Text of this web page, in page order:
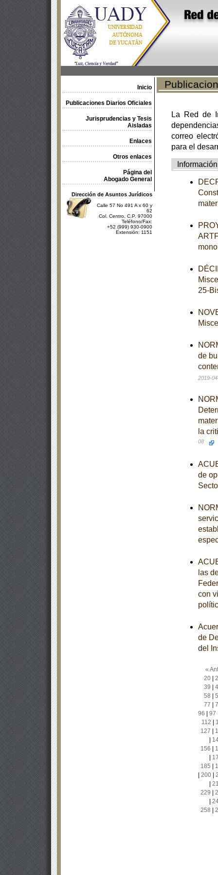
Inicio
Publicaciones Diarios Oficiales
Jurisprudencias y Tesis
Aisladas
Enlaces
Otros enlaces
Página del
Abogado General
Dirección de Asuntos Jurídicos
Calle 57 No 491 A x 60 y
62
Col. Centro, C.P. 97000
Teléfono/Fax:
+52 (999) 930-0900
Extensión: 1151
La Red de
correo
para el
Información
25-
de
2019-
la
08
de
las
con
de
del
«
20|
39
58
77
96
97
112
127
156
185
200|
229
258